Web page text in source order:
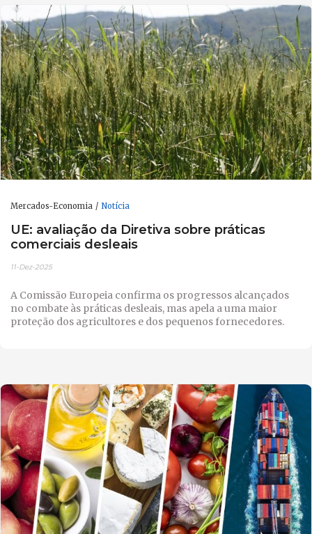
Mercados-Economia Notícia
UE: avaliação da Diretiva sobre práticas
comerciais desleais
11-Dez-2025
A Comissão Europeia confirma os progressos alcançados
no combate às práticas desleais, mas apela a uma maior
proteção dos agricultores e dos pequenos fornecedores.